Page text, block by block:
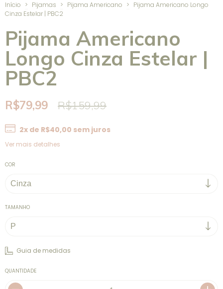
Início > Pijamas > Pijama Americano > Pijama Americano Longo
Cinza Estelar | PBC2
Pijama Americano
Longo Cinza Estelar |
PBC2
R$79,99 R$159,99
2x de R$40,00 sem juros
Ver mais detalhes
COR
TAMANHO
Guia de medidas
QUANTIDADE